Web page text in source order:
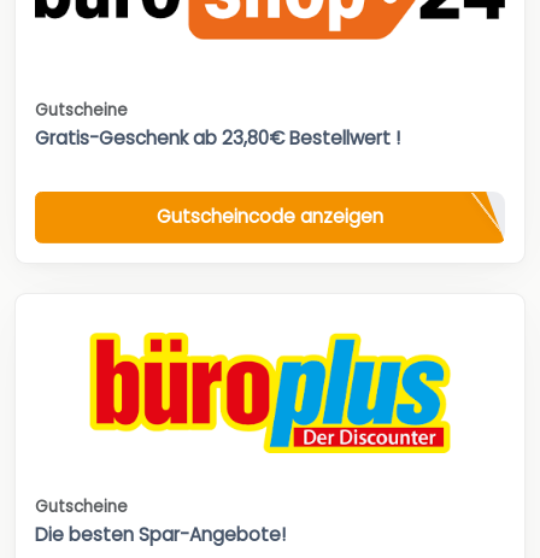
Gutscheine
Gratis-Geschenk ab 23,80€ Bestellwert !
Gutscheincode anzeigen
Gutscheine
Die besten Spar-Angebote!